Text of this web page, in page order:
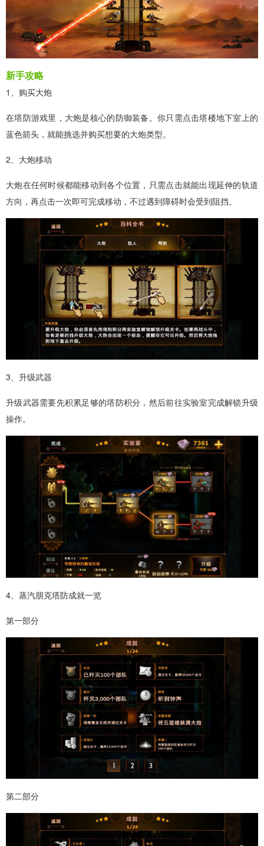
新手攻略
1、购买大炮
在塔防游戏里，大炮是核心的防御装备。你只需点击塔楼地下室上的
蓝色箭头，就能挑选并购买想要的大炮类型。
2、大炮移动
大炮在任何时候都能移动到各个位置，只需点击就能出现延伸的轨道
方向，再点击一次即可完成移动，不过遇到障碍时会受到阻挡。
3、升级武器
升级武器需要先积累足够的塔防积分，然后前往实验室完成解锁升级
操作。
4、蒸汽朋克塔防成就一览
第一部分
第二部分